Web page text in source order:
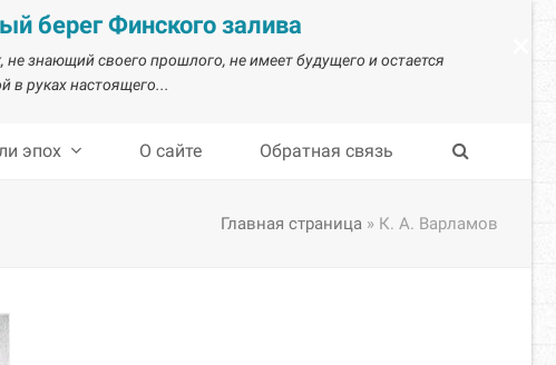
берег Финского залива
не знающий своего прошлого, не имеет будущего и остается
в руках настоящего...
эпох О сайте Обратная связь
Главная страница » К. А. Варламов